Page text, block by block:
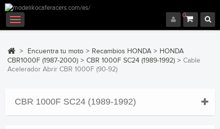
0
Navegación
Toggle
> Encuentra tu moto > Recambios HONDA > HONDA
CBR1000F (1987-2000) > CBR 1000F SC24 (1989-1992) > Cable
Acelerador Abrir CBR 1000F (90-92)
CBR 1000F SC24 (1989-1992)